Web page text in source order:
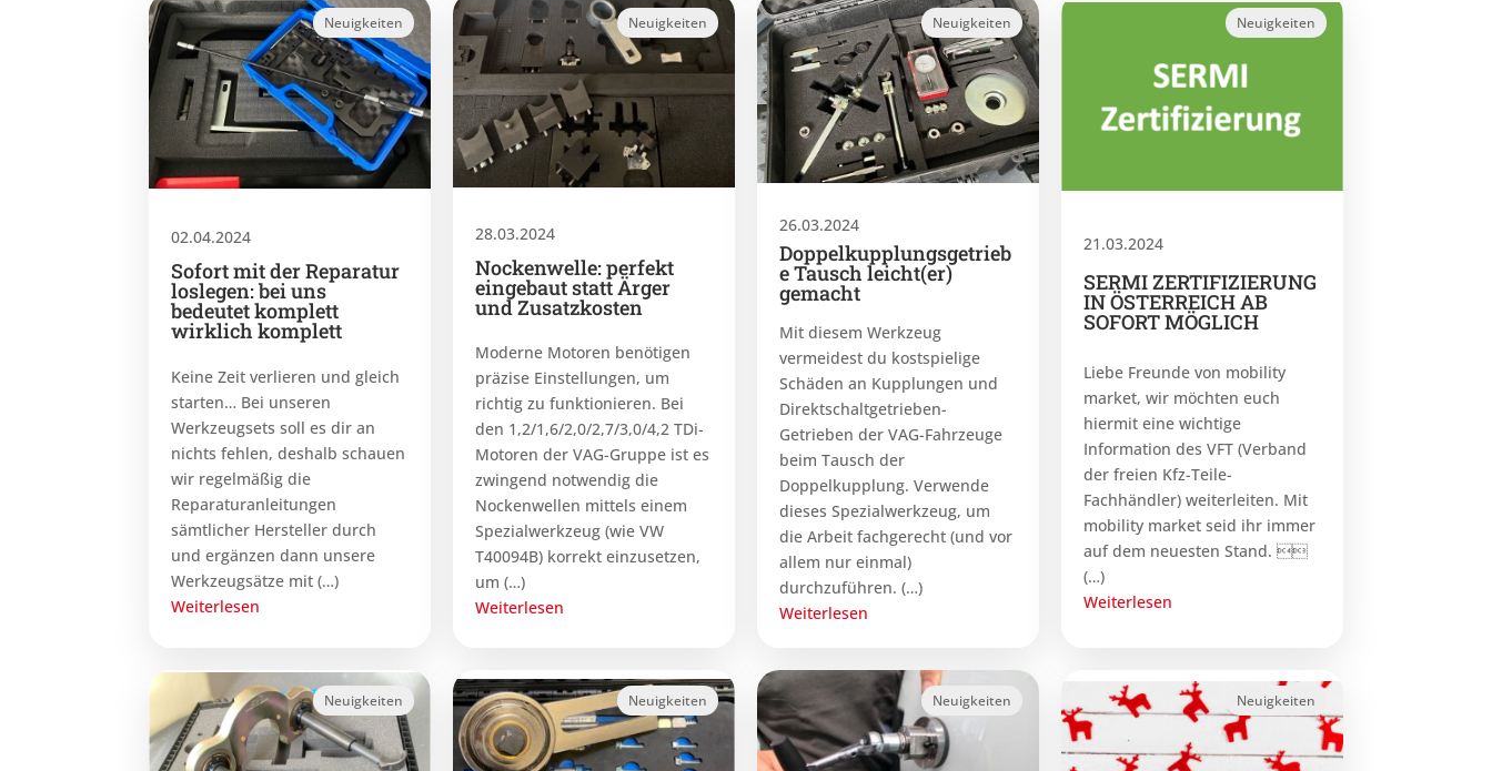
Neuigkeiten
02.04.2024
Sofort mit der Reparatur
loslegen: bei uns
bedeutet komplett
wirklich komplett
Keine Zeit verlieren und gleich
starten… Bei unseren
Werkzeugsets soll es dir an
nichts fehlen, deshalb schauen
wir regelmäßig die
Reparaturanleitungen
sämtlicher Hersteller durch
und ergänzen dann unsere
Werkzeugsätze mit (…)
Weiterlesen
Neuigkeiten
28.03.2024
Nockenwelle: perfekt
eingebaut statt Ärger
und Zusatzkosten
Moderne Motoren benötigen
präzise Einstellungen, um
richtig zu funktionieren. Bei
den 1,2/1,6/2,0/2,7/3,0/4,2 TDi-
Motoren der VAG-Gruppe ist es
zwingend notwendig die
Nockenwellen mittels einem
Spezialwerkzeug (wie VW
T40094B) korrekt einzusetzen,
um (…)
Weiterlesen
Neuigkeiten
26.03.2024
Doppelkupplungsgetrieb
e Tausch leicht(er)
gemacht
Mit diesem Werkzeug
vermeidest du kostspielige
Schäden an Kupplungen und
Direktschaltgetrieben-
Getrieben der VAG-Fahrzeuge
beim Tausch der
Doppelkupplung. Verwende
dieses Spezialwerkzeug, um
die Arbeit fachgerecht (und vor
allem nur einmal)
durchzuführen. (…)
Weiterlesen
Neuigkeiten
21.03.2024
SERMI ZERTIFIZIERUNG
IN ÖSTERREICH AB
SOFORT MÖGLICH
Liebe Freunde von mobility
market, wir möchten euch
hiermit eine wichtige
Information des VFT (Verband
der freien Kfz-Teile-
Fachhändler) weiterleiten. Mit
mobility market seid ihr immer
auf dem neuesten Stand. 
(…)
Weiterlesen
Neuigkeiten Neuigkeiten Neuigkeiten Neuigkeiten